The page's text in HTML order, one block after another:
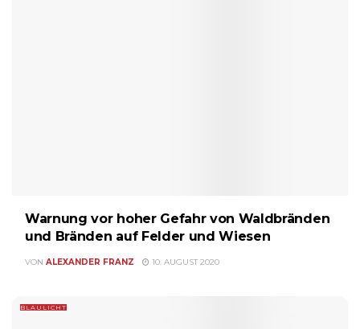
Warnung vor hoher Gefahr von Waldbränden
und Bränden auf Felder und Wiesen
VON ALEXANDER FRANZ 10. AUGUST 2020
BLAULICHT